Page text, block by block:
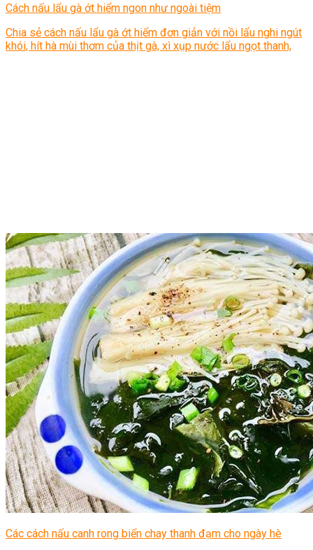
Cách nấu lẩu gà ớt hiểm ngon như ngoài tiệm
Chia sẻ cách nấu lẩu gà ớt hiểm đơn giản với nồi lẩu nghi ngút
khói, hít hà mùi thơm của thịt gà, xì xụp nước lẩu ngọt thanh,
Các cách nấu canh rong biển chay thanh đạm cho ngày hè